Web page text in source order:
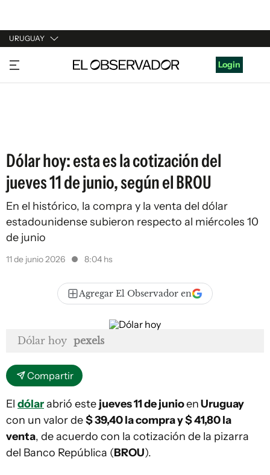
URUGUAY
URUGUAY
ARGENTINA
Login
Dólar hoy: esta es la cotización del
jueves 11 de junio, según el BROU
En el histórico, la compra y la venta del dólar
estadounidense subieron respecto al miércoles 10
de junio
11 de junio 2026 8:04 hs
Agregar El Observador en
Dólar hoy pexels
Compartir
El dólarabrió este jueves 11 de junioenUruguay
con un valor de$ 39,40 la compra y $ 41,80la
venta, de acuerdo con la cotización de la pizarra
del Banco República (BROU).